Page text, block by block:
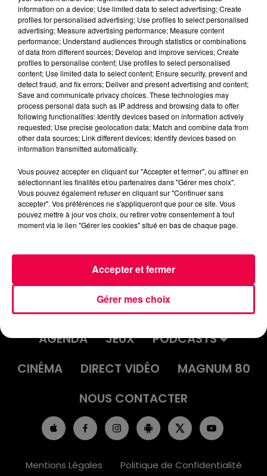
Flash infos
Crédit :Flash infos
podcasts/2023/02/Le-Drole-de-Bruit-06.02-Anais-
de-Thaon-Les-Vosges-88.mp3
ACCUEIL INFOS
EMISSIONS
AGENDA
JEUX
PODCASTS
CINÉMA
DIRECT VIDÉO
MAGNUM 80
NOUS CONTACTER
Mentions Légales Politique de Confidentialité
information on a device; Use limited data to select advertising; Create
profiles for personalised advertising; Use profiles to select personalised
advertising; Measure advertising performance; Measure content
performance; Understand audiences through statistics or combinations
of data from different sources; Develop and improve services; Create
profiles to personalise content; Use profiles to select personalised
content; Use limited data to select content; Ensure security, prevent and
detect fraud, and fix errors; Deliver and present advertising and content;
Save and communicate privacy choices. These technologies may
process personal data such as IP address and browsing data to offer
following functionalities: Identify devices based on information actively
requested; Use precise geolocation data; Match and combine data from
other data sources; Link different devices; Identify devices based on
information transmitted automatically.
Vous pouvez accepter en cliquant sur "Accepter et fermer", ou affiner en
sélectionnant les finalités et/ou partenaires dans "Gérer mes choix".
Vous pouvez également refuser en cliquant sur "Continuer sans
accepter". Vos préférences ne s'appliqueront que pour ce site. Vous
pouvez mettre à jour vos choix, ou retirer votre consentement à tout
moment via le lien "Gérer les cookies" situé en bas de chaque page.
Gérer mes choix
Accepter et fermer